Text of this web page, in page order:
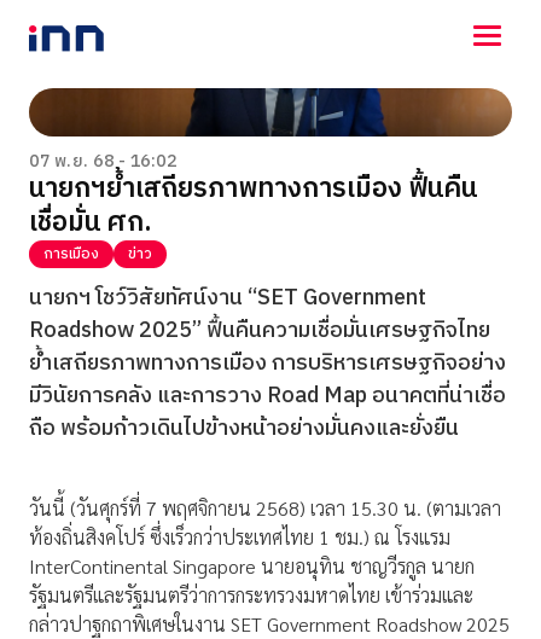
NEWS
ENTERTAINMENT
LIFESTYLE
HOROSCOPE
LOTTERY
VIDEO
ร่วมด้วยช่วยกัน
07 พ.ย. 68 - 16:02
นายกฯย้ำเสถียรภาพทางการเมือง ฟื้นคืน
เชื่อมั่น ศก.
การเมือง ข่าว
นายกฯ โชว์วิสัยทัศน์งาน “SET Government
Roadshow 2025” ฟื้นคืนความเชื่อมั่นเศรษฐกิจไทย
ย้ำเสถียรภาพทางการเมือง การบริหารเศรษฐกิจอย่าง
มีวินัยการคลัง และการวาง Road Map อนาคตที่น่าเชื่อ
ถือ พร้อมก้าวเดินไปข้างหน้าอย่างมั่นคงและยั่งยืน
วันนี้ (วันศุกร์ที่ 7 พฤศจิกายน 2568) เวลา 15.30 น. (ตามเวลา
ท้องถิ่นสิงคโปร์ ซึ่งเร็วกว่าประเทศไทย 1 ชม.) ณ โรงแรม
InterContinental Singapore นายอนุทิน ชาญวีรกูล นายก
รัฐมนตรีและรัฐมนตรีว่าการกระทรวงมหาดไทย เข้าร่วมและ
กล่าวปาฐกถาพิเศษในงาน SET Government Roadshow 2025